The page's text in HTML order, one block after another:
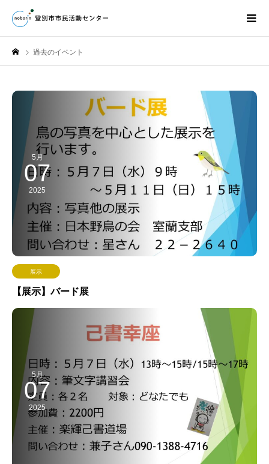
過去のイベント
5月
07
2025
展示
【展示】バード展
5月
07
2025